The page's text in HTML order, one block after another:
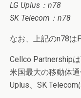
LG Uplus：n78
SK Telecom：n78
なお、上記のn78は
Cellco Partnership
米国最大の移動体
Uplus、SK Telecom